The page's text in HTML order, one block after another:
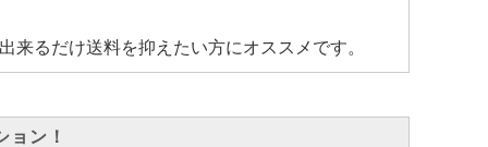
るだけ送料を抑えたい方にオススメです。
ョン！